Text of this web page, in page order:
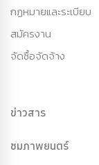
กฏหมายและระเบียบ
สมัครงาน
จัดซื้อจัดจ้าง
ข่าวสาร
ชมภาพยนตร์